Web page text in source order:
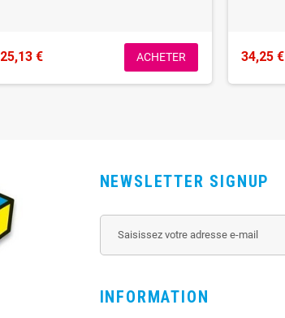
25,13 € ACHETER 34,25 €
NEWSLETTER SIGNUP
INFORMATION